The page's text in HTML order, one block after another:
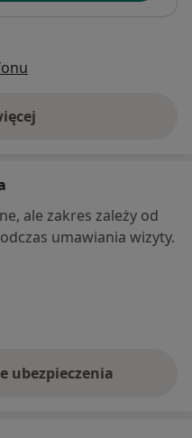
ale zakres zależy od
umawiania wizyty.
ubezpieczenia